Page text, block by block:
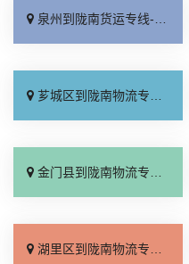
泉州到陇南货运专线-泉州到陇南物流公司_专线快运「保证时效」
芗城区到陇南物流专线_资质齐全「实时跟踪 」
金门县到陇南物流专线_全境派送「多年经验」
湖里区到陇南物流专线_价格透明「托运放心」